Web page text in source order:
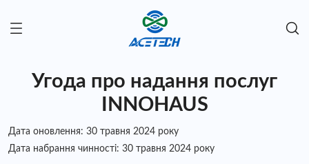
Угода про надання послуг
INNOHAUS
Дата оновлення: 30 травня 2024 року
Дата набрання чинності: 30 травня 2024 року